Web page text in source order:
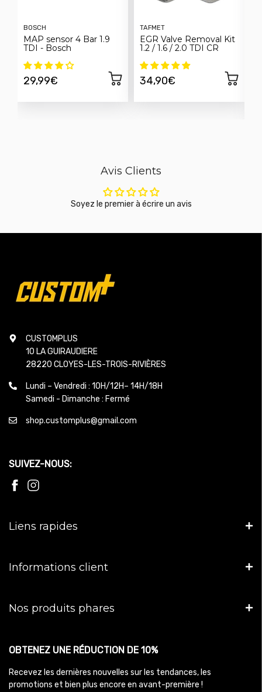
BOSCH
MAP sensor 4 Bar 1.9
TDI - Bosch
29,99€
TAFMET
EGR Valve Removal Kit
1.2 / 1.6 / 2.0 TDI CR
34,90€
Avis Clients
Soyez le premier à écrire un avis
CUSTOMPLUS
10 LA GUIRAUDIERE
28220 CLOYES-LES-TROIS-RIVIÈRES
Lundi – Vendredi : 10H/12H– 14H/18H
Samedi - Dimanche : Fermé
shop.customplus@gmail.com
SUIVEZ-NOUS:
Liens rapides
Informations client
Nos produits phares
OBTENEZ UNE RÉDUCTION DE 10%
Recevez les dernières nouvelles sur les tendances, les
promotions et bien plus encore en avant-première !